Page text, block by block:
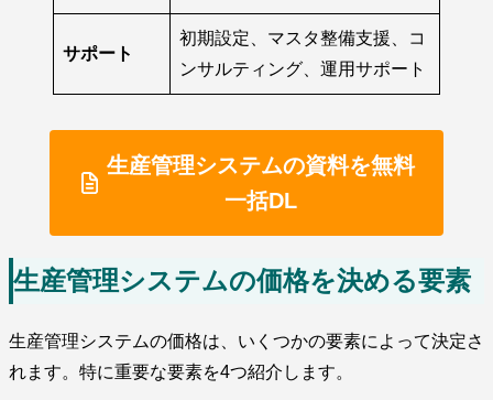
サポート
初期設定、マスタ整備支援、コ
ンサルティング、運用サポート
生産管理システムの資料を無料
一括DL
生産管理システムの価格を決める要素
生産管理システムの価格は、いくつかの要素によって決定さ
れます。特に重要な要素を4つ紹介します。